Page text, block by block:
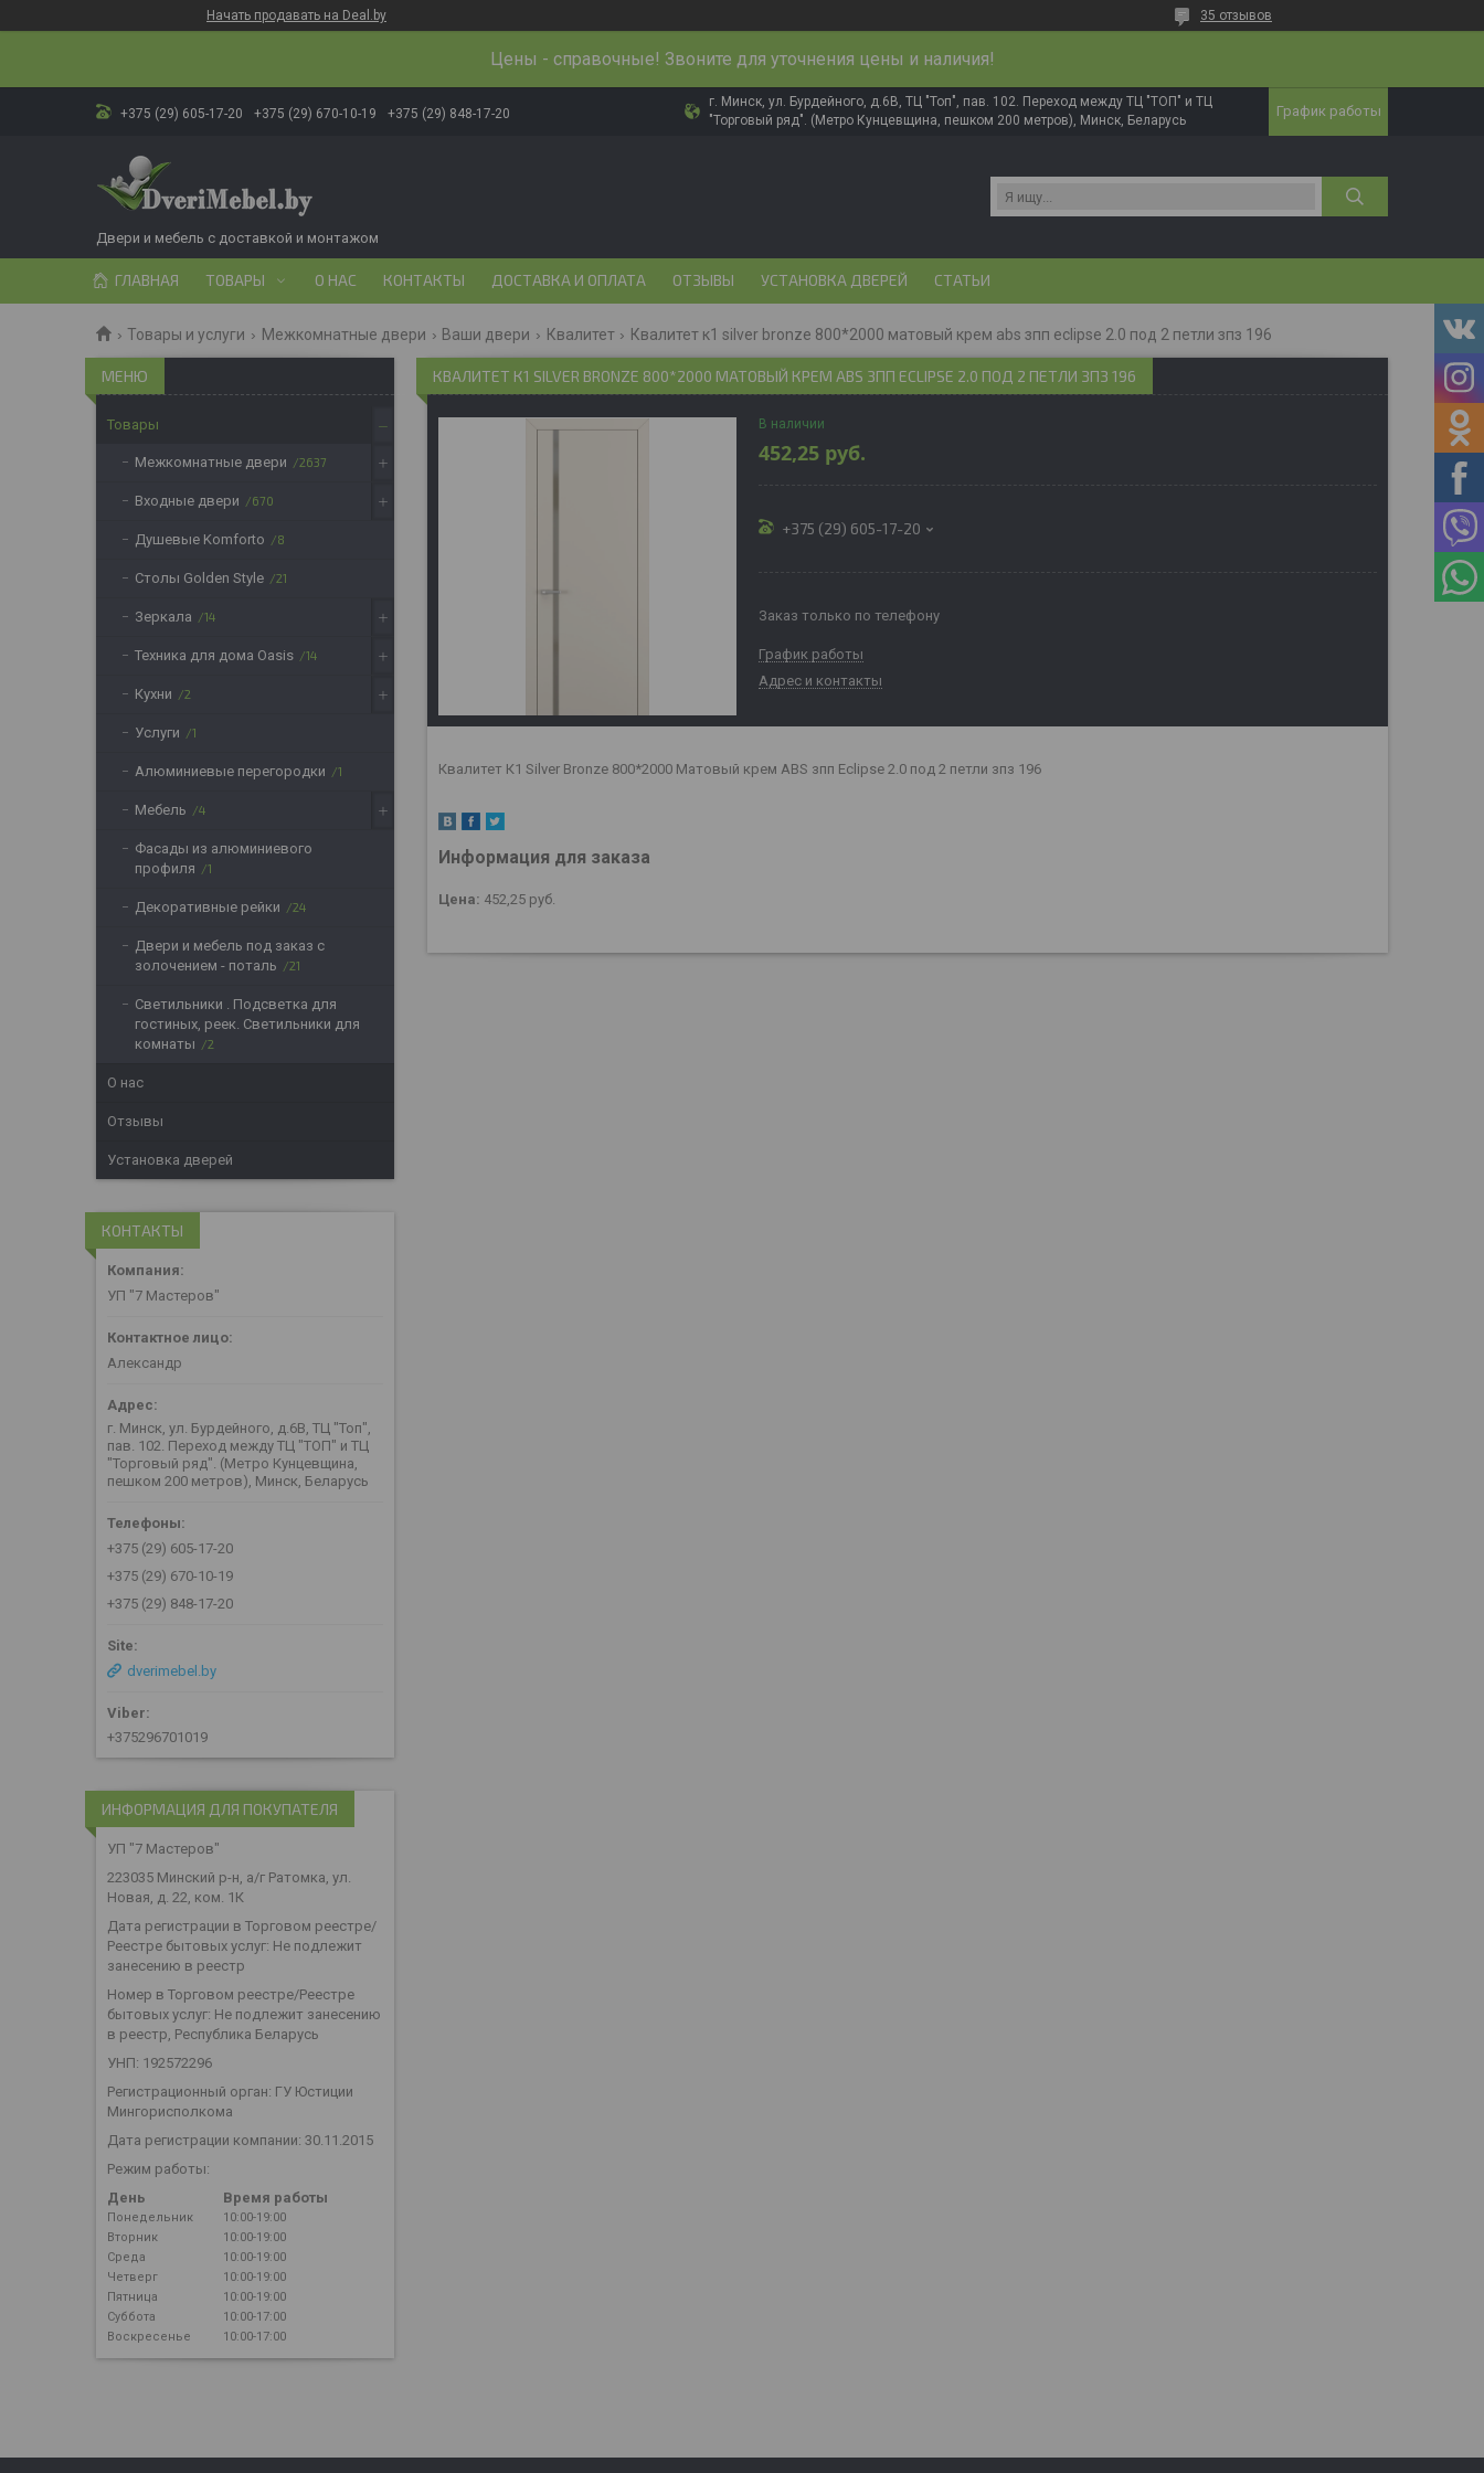
Начать продавать на Deal.by 35 отзывов
Цены - справочные! Звоните для уточнения цены и наличия!
+375 (29) 605-17-20 +375 (29) 670-10-19 +375 (29) 848-17-20
г. Минск, ул. Бурдейного, д.6В, ТЦ "Топ", пав. 102. Переход между ТЦ "ТОП" и ТЦ
"Торговый ряд". (Метро Кунцевщина, пешком 200 метров), Минск, Беларусь
График работы
Двери и мебель с доставкой и монтажом
ГЛАВНАЯ ТОВАРЫ О НАС КОНТАКТЫ ДОСТАВКА И ОПЛАТА ОТЗЫВЫ УСТАНОВКА ДВЕРЕЙ СТАТЬИ
Товары и услуги Межкомнатные двери Ваши двери Квалитет Квалитет к1 silver bronze 800*2000 матовый крем abs зпп eclipse 2.0 под 2 петли зпз 196
КВАЛИТЕТ К1 SILVER BRONZE 800*2000 МАТОВЫЙ КРЕМ ABS ЗПП ECLIPSE 2.0 ПОД 2 ПЕТЛИ ЗПЗ 196
В наличии
452,25 руб.
+375 (29) 605-17-20
Заказ только по телефону
График работы
Адрес и контакты
Квалитет К1 Silver Bronze 800*2000 Матовый крем ABS зпп Eclipse 2.0 под 2 петли зпз 196
Информация для заказа
Цена: 452,25 руб.
Товары
Межкомнатные двери 2637
Входные двери 670
Душевые Komforto 8
Столы Golden Style 21
Зеркала 14
Техника для дома Oasis 14
Кухни 2
Услуги 1
Алюминиевые перегородки 1
Мебель 4
Фасады из алюминиевого
профиля
1
Декоративные рейки 24
Двери и мебель под заказ с
золочением - поталь
21
Светильники . Подсветка для
гостиных, реек. Светильники для
комнаты
2
О нас
Отзывы
Установка дверей
КОНТАКТЫ
УП "7 Мастеров"
Александр
г. Минск, ул. Бурдейного, д.6В, ТЦ "Топ",
пав. 102. Переход между ТЦ "ТОП" и ТЦ
"Торговый ряд". (Метро Кунцевщина,
пешком 200 метров), Минск, Беларусь
+375 (29) 605-17-20
+375 (29) 670-10-19
+375 (29) 848-17-20
dverimebel.by
+375296701019
ИНФОРМАЦИЯ ДЛЯ ПОКУПАТЕЛЯ
УП "7 Мастеров"
223035 Минский р-н, а/г Ратомка, ул.
Новая, д. 22, ком. 1К
Дата регистрации в Торговом реестре/
Реестре бытовых услуг: Не подлежит
занесению в реестр
Номер в Торговом реестре/Реестре
бытовых услуг: Не подлежит занесению
в реестр, Республика Беларусь
УНП: 192572296
Регистрационный орган: ГУ Юстиции
Мингорисполкома
Дата регистрации компании: 30.11.2015
Режим работы:
День
Время работы
Понедельник
10:00-19:00
Вторник
10:00-19:00
Среда
10:00-19:00
Четверг
10:00-19:00
Пятница
10:00-19:00
Суббота
10:00-17:00
Воскресенье
10:00-17:00